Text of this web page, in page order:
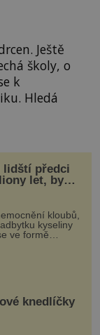
Ještě
školy, o
k
Hledá
lidští předci
let, by
kloubů,
kyseliny
ve formě
knedlíčky